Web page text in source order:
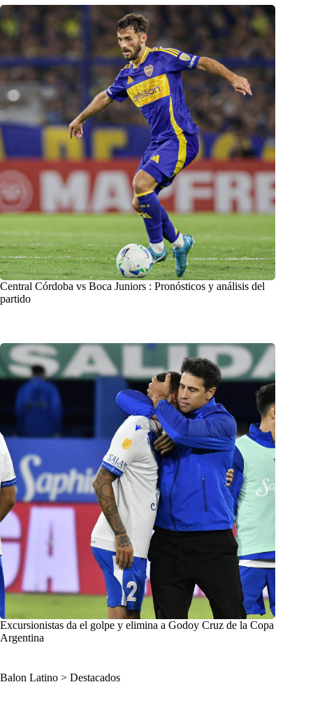
Central Córdoba vs Boca Juniors : Pronósticos y análisis del
partido
Excursionistas da el golpe y elimina a Godoy Cruz de la Copa
Argentina
Balon Latino > Destacados